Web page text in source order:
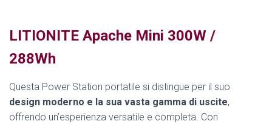
LITIONITE Apache Mini 300W /
288Wh
Questa Power Station portatile si distingue per il suo
design moderno e la sua vasta gamma di uscite,
offrendo un’esperienza versatile e completa. Con